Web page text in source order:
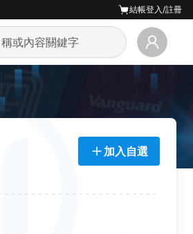
結帳登入/註冊
加入自選